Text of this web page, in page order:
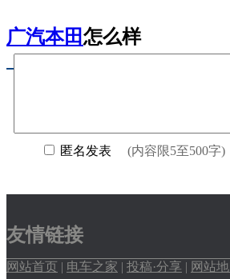
广汽本田怎么样
友情链接
网站首页 | 电车之家 | 投稿·分享 | 网站